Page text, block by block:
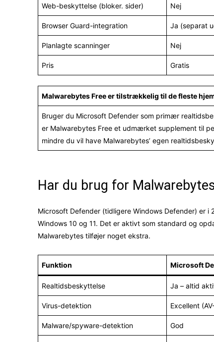
Web-beskyttelse (bloker. sider) Nej
Browser Guard-integration Ja (separat
Planlagte scanninger Nej
Pris Gratis
Malwarebytes Free er tilstrækkelig til de fleste
Bruger du Microsoft Defender som primær
er Malwarebytes Free et udmærket supplement til
mindre du vil have Malwarebytes’ egen
Har du brug for
Microsoft Defender (tidligere Windows Defender) er
Windows 10 og 11. Det er aktivt som standard og
Malwarebytes tilføjer noget ekstra.
Funktion Microsoft
Realtidsbeskyttelse Ja – altid
Virus-detektion Excellent
Malware/spyware-detektion God